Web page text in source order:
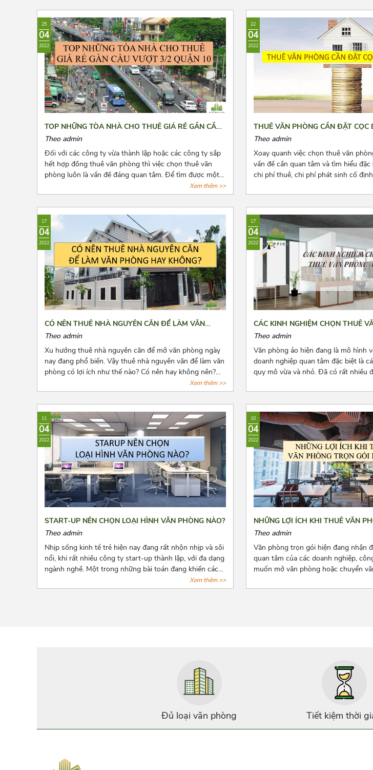
25
04
2022
TOP NHỮNG TÒA NHÀ CHO THUÊ GIÁ RẺ GẦN CẦU
VƯỢT 3/2 QUẬN 10
Theo admin
Đối với các công ty vừa thành lập hoặc các công ty sắp
hết hợp đồng thuê văn phòng thì việc chọn thuê văn
phòng luôn là vấn đề đáng quan tâm. Để tìm được một
văn phòng vừa ý, giá cả hợp lý, vị trí thuận tiện đi lại, cơ
sở hạ tầng tốt thật sự khiến các chủ doanh nghiệp cân
nhắc lựa chọn rất nhiều. Bài viết này, Azoffice sẽ chia sẻ
cho các bạn top những tòa nhà cho thuê giá rẻ gần cầu
vượt 3/2 quận 10.
Xem thêm >>
22
04
2022
THUÊ VĂN PHÒNG CẦN ĐẶT CỌC
Theo admin
Xoay quanh việc chọn thuê văn
vấn đề cần quan tâm và tìm hiểu đặc
chi phí thuê, chi phí phát sinh cố
vậy trước khi quyết định thuê văn
biết rõ số tiền cọc và các loại chi phí
những quy định pháp luật có liên
tiền cọc trong những trường hợp rủi
Cùng Azoffice tìm hiểu thêm về nội
viết dưới đây nhé!
17
04
2022
CÓ NÊN THUÊ NHÀ NGUYÊN CĂN ĐỂ LÀM VĂN
PHÒNG HAY KHÔNG?
Theo admin
Xu hướng thuê nhà nguyên căn để mở văn phòng ngày
nay đang phổ biến. Vậy thuê nhà nguyên văn để làm văn
phòng có lợi ích như thế nào? Có nên hay không nên?
Cùng Azoffice tìm câu trả lời các câu hỏi này qua bài viết
dưới đây nhé!
Xem thêm >>
17
04
2022
CÁC KINH NGHIỆM CHỌN THUÊ
Theo admin
Văn phòng ảo hiện đang là mô hình
doanh nghiệp quan tâm đặc biệt là
quy mô vừa và nhỏ. Đã có rất nhiều
bắt được xu hướng đó và tiến hành
loại hình văn phòng này. Tuy nhiên,
quá mới mẻ khiến cho các doanh
phân vân. Bài viết này, Azoffice
các thắc mắc của các quý doanh
11
04
2022
START-UP NÊN CHỌN LOẠI HÌNH VĂN PHÒNG NÀO?
Theo admin
Nhịp sống kinh tế trẻ hiện nay đang rất nhộn nhịp và sôi
nổi, khi rất nhiều công ty start-up thành lập, với đa dạng
ngành nghề. Một trong những bài toán đang khiến các
start-up đau đầu là chọn lựa một văn phòng sao cho
phù hợp với mức vốn ban đầu còn hạn hẹp. Và bài viết
Xem thêm >>
10
04
2022
NHỮNG LỢI ÍCH KHI THUÊ VĂN
LÀ GÌ?
Theo admin
Văn phòng trọn gói hiện đang nhận
quan tâm của các doanh nghiệp,
muốn mở văn phòng hoặc chuyển
Azoffice điểm danh những lợi ích
trọn gói qua bài viết dưới đây nhé!
Đủ loại văn phòng Tiết kiệm thời